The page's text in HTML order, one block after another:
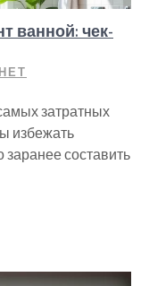
ванной: чек-
затратных
избежать
составить